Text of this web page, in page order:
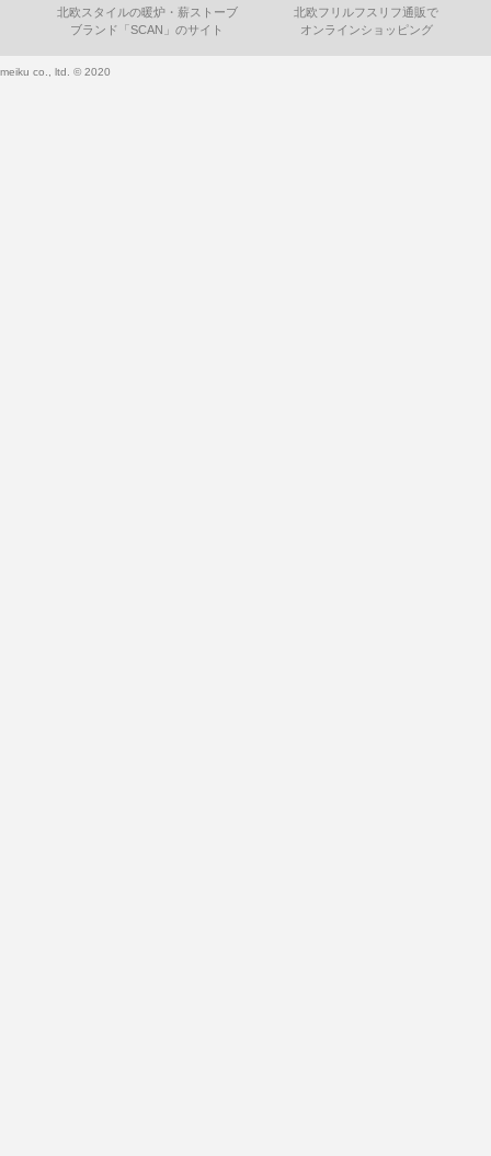
北欧スタイルの暖炉・薪ストーブ
ブランド「SCAN」のサイト
北欧フリルフスリフ通販で
オンラインショッピング
meiku co., ltd. © 2020